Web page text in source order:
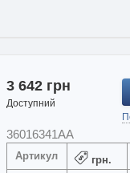
3 642 грн
Доступний
36016341AA
Артикул грн.